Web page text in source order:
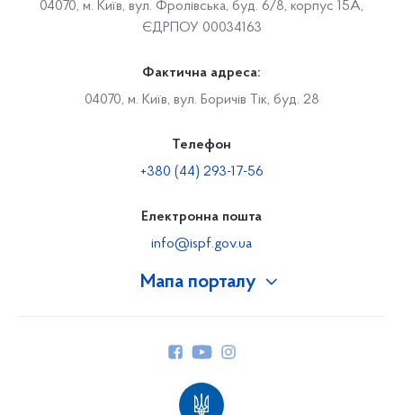
Мапа порталу
04070, м. Київ, вул. Фролівська, буд. 6/8, корпус 15А,
ЄДРПОУ 00034163
Фактична адреса:
04070, м. Київ, вул. Боричів Тік, буд. 28
Телефон
+380 (44) 293-17-56
Електронна пошта
info@ispf.gov.ua